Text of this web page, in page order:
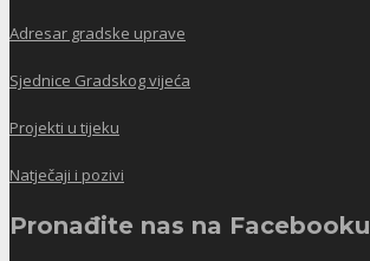
Adresar gradske uprave
Sjednice Gradskog vijeća
Projekti u tijeku
Natječaji i pozivi
Pronađite nas na Facebooku